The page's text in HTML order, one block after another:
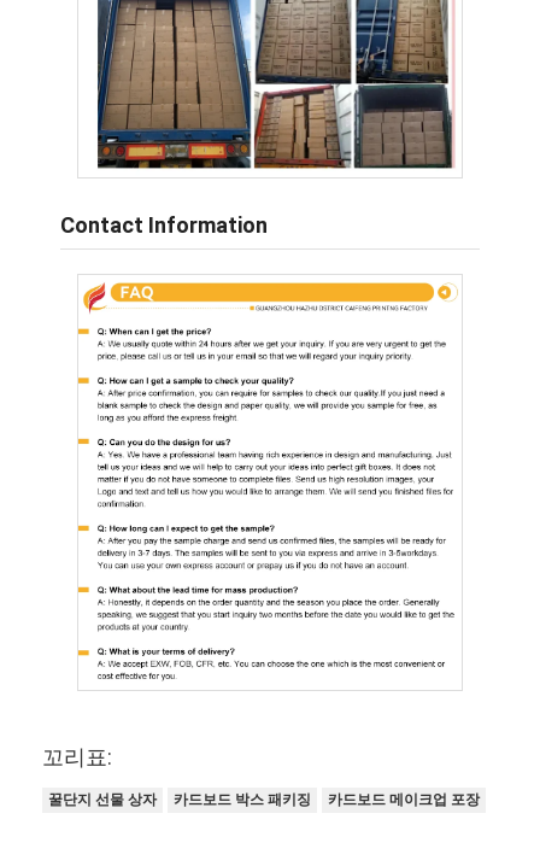
Contact Information
꼬리표:
꿀단지 선물 상자 카드보드 박스 패키징 카드보드 메이크업 포장